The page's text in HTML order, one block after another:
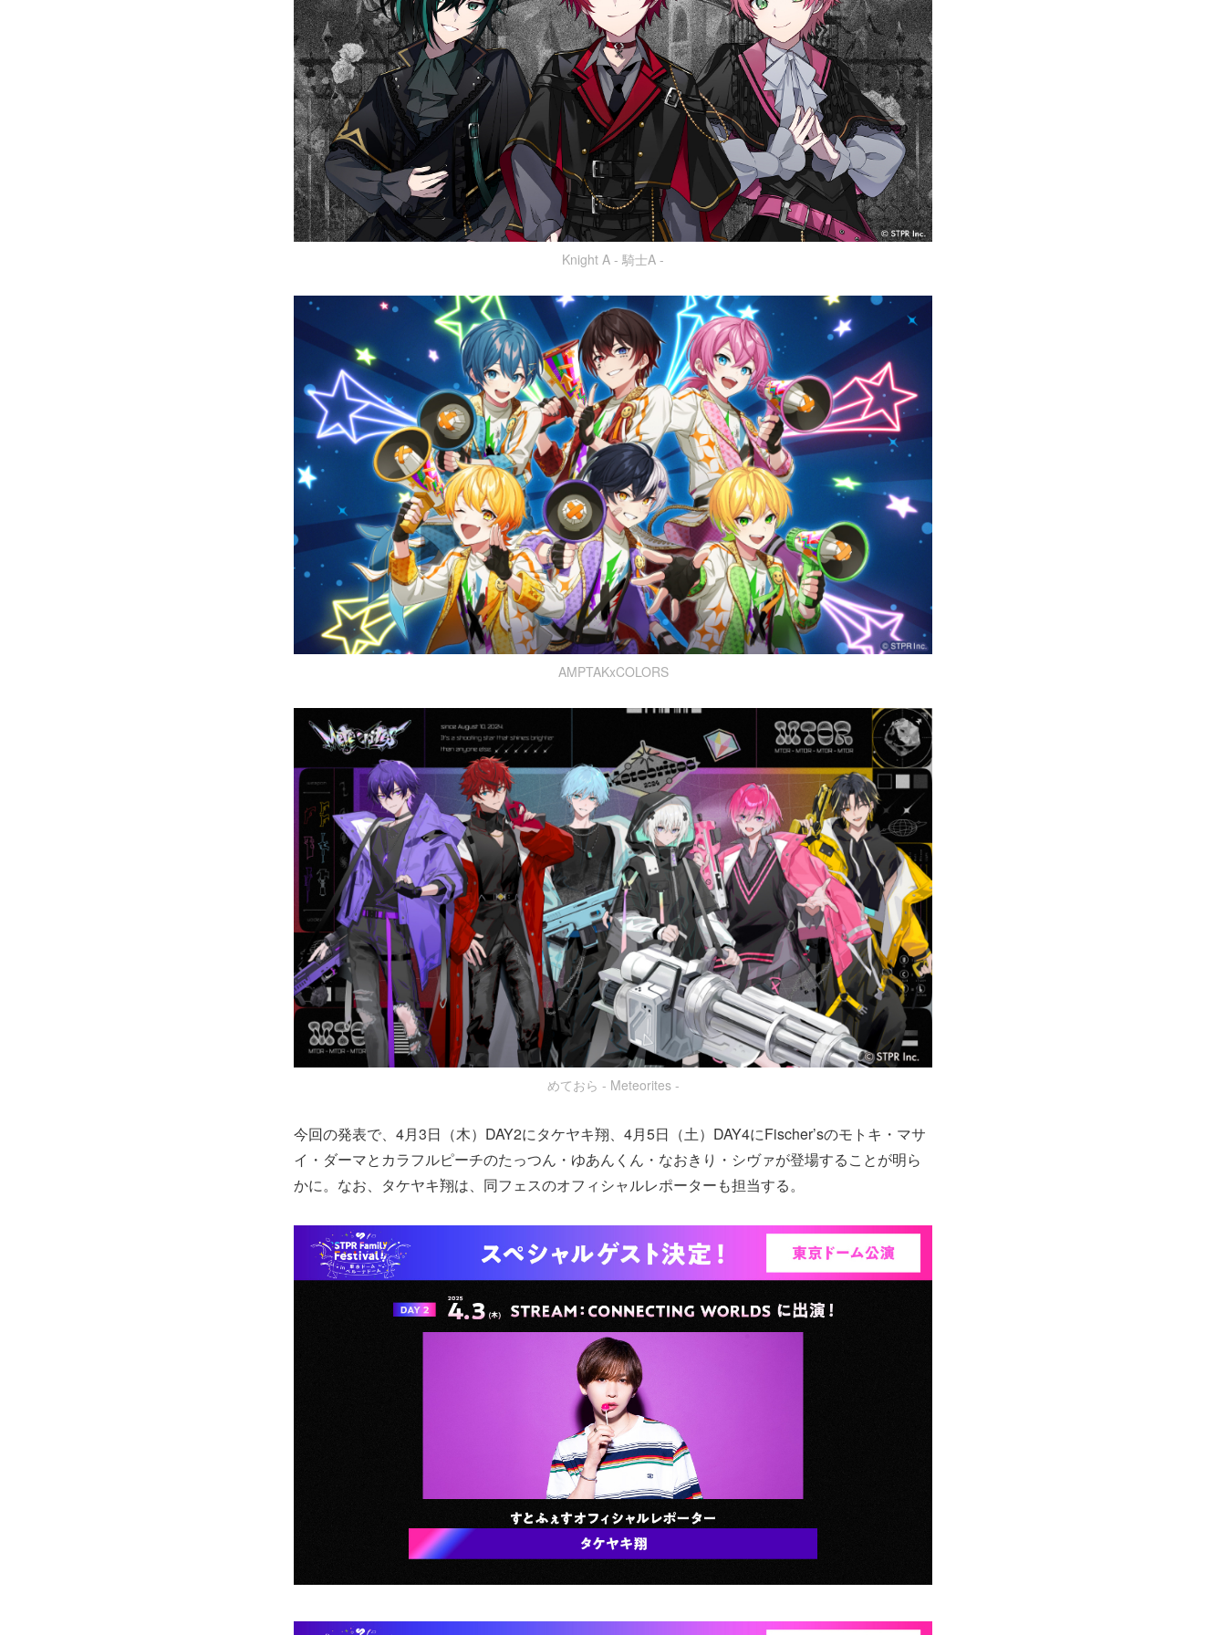
Knight A - 騎士A -
AMPTAKxCOLORS
めておら - Meteorites -
今回の発表で、4月3日（木）DAY2にタケヤキ翔、4月5日（土）DAY4にFischer’sのモトキ・マサ
イ・ダーマとカラフルピーチのたっつん・ゆあんくん・なおきり・シヴァが登場することが明ら
かに。なお、タケヤキ翔は、同フェスのオフィシャルレポーターも担当する。